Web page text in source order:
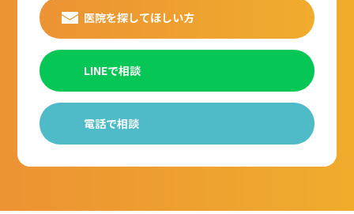
医院を探してほしい方
LINEで相談
電話で相談